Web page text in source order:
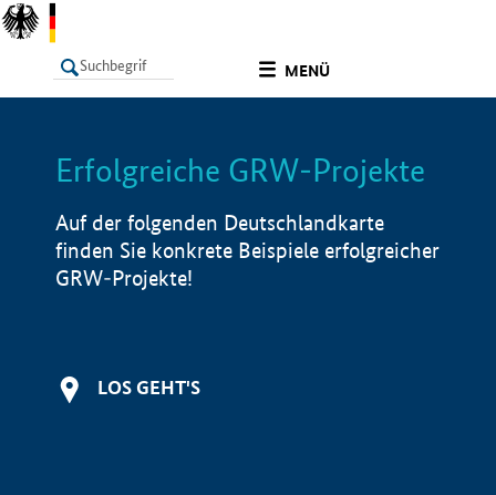
MENÜ
LISTE Info
Erfolgreiche GRW-Projekte
Auf der folgenden Deutschlandkarte
finden Sie konkrete Beispiele erfolgreicher
GRW-Projekte!
LOS GEHT'S